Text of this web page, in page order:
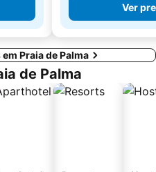
Ver
Praia de Palma
de Palma